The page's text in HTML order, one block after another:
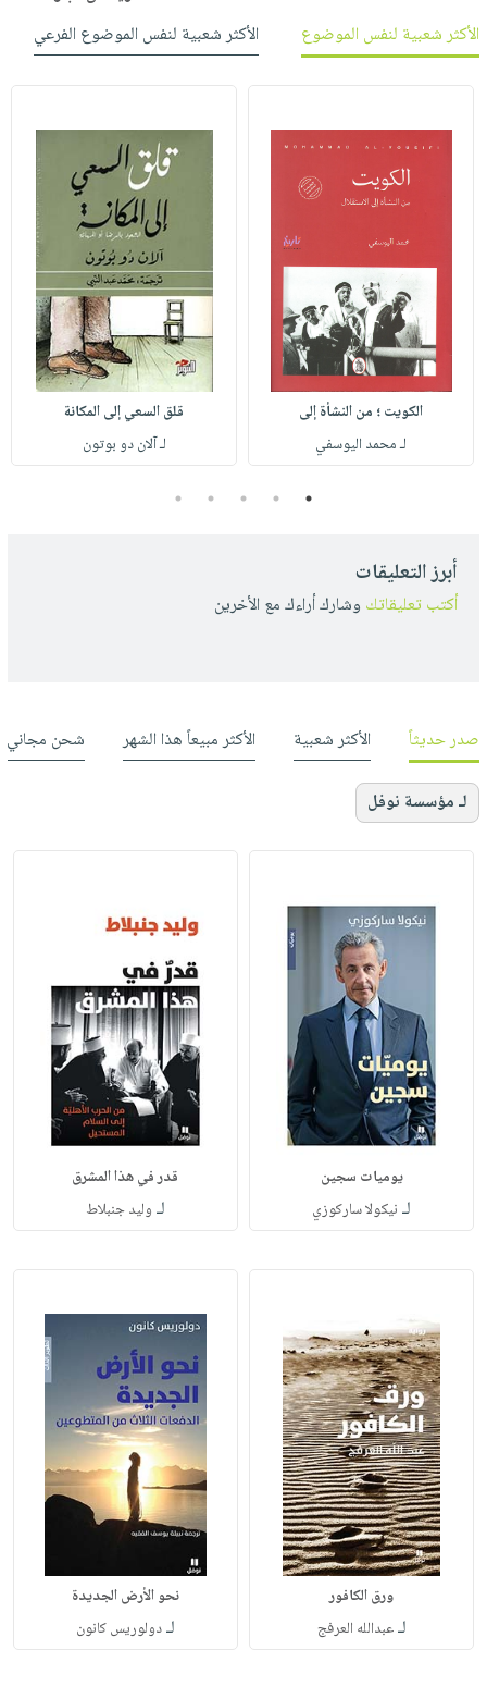
الأكثر شعبية لنفس الموضوع
الأكثر شعبية لنفس الموضوع الفرعي
الكويت ؛ من النشأة إلى
لـ محمد اليوسفي
قلق السعي إلى المكانة
لـ آلان دو بوتون
1
2
3
4
5
أبرز التعليقات
أكتب تعليقاتك وشارك أراءك مع الأخرين
صدر حديثاً الأكثر شعبية الأكثر مبيعاً هذا الشهر شحن مجاني
لـ مؤسسة نوفل
يوميات سجين
لـ نيكولا ساركوزي
قدر في هذا المشرق
لـ وليد جنبلاط
ورق الكافور
لـعبدالله العرفج
نحو الأرض الجديدة
لـدولوريس كانون